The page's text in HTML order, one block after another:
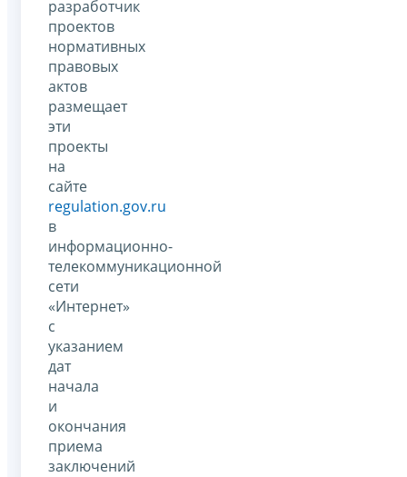
разработчик
проектов
нормативных
правовых
актов
размещает
эти
проекты
на
сайте
regulation.gov.ru
в
информационно-
телекоммуникационной
сети
«Интернет»
с
указанием
дат
начала
и
окончания
приема
заключений